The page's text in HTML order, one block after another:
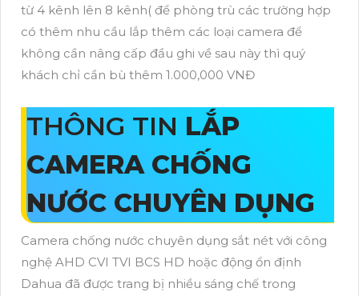
từ 4 kênh lên 8 kênh( để phòng trù các trường hợp
có thêm nhu cầu lắp thêm các loại camera để
không cần nâng cấp đầu ghi về sau này thì quý
khách chỉ cần bù thêm 1.000,000 VNĐ
THÔNG TIN LẮP
CAMERA CHỐNG
NƯỚC CHUYÊN DỤNG
Camera chống nước chuyên dụng sắt nét với công
nghệ AHD CVI TVI BCS HD hoặc động ổn định
Dahua đã được trang bị nhiều sáng chế trong